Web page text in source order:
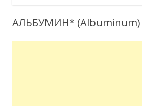
АЛЬБУМИН* (Albuminum)